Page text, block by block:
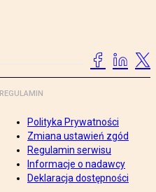
REGULAMIN
Polityka Prywatności
Zmiana ustawień zgód
Regulamin serwisu
Informacje o nadawcy
Deklaracja dostępności